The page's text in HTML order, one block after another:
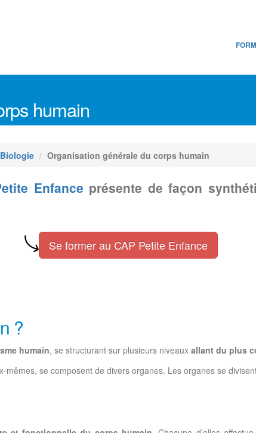
humain
Biologie Organisation générale du corps humain
Enfance présente de façon
Se former au CAP Petite Enfance
?
humain, se structurant sur plusieurs niveaux allant du plus
se composent de divers organes. Les organes se